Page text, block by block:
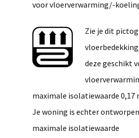
voor vloerverwarming/-
Zie je dit
deze geschikt
maximale isolatiewaarde 0,17
Je woning is echter
maximale isolatiewaarde